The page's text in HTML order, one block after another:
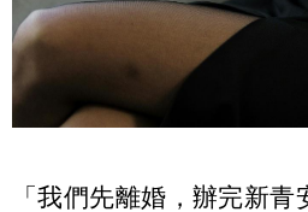
「我們先離婚，辦完新